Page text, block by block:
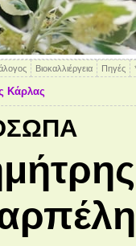
Βιοκαλλιέργεια Πηγές
Κάρλας